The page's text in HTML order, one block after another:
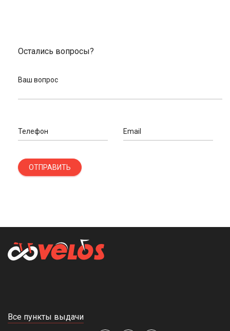
Остались вопросы?
Ваш вопрос
Телефон Email
ОТПРАВИТЬ
Все пункты выдачи